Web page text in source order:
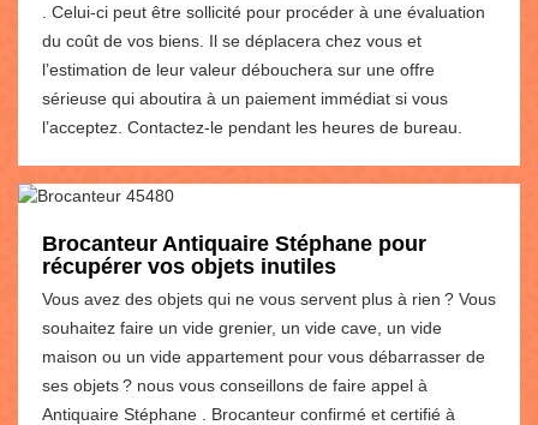
. Celui-ci peut être sollicité pour procéder à une évaluation
du coût de vos biens. Il se déplacera chez vous et
l’estimation de leur valeur débouchera sur une offre
sérieuse qui aboutira à un paiement immédiat si vous
l’acceptez. Contactez-le pendant les heures de bureau.
Brocanteur Antiquaire Stéphane pour
récupérer vos objets inutiles
Vous avez des objets qui ne vous servent plus à rien ? Vous
souhaitez faire un vide grenier, un vide cave, un vide
maison ou un vide appartement pour vous débarrasser de
ses objets ? nous vous conseillons de faire appel à
Antiquaire Stéphane . Brocanteur confirmé et certifié à